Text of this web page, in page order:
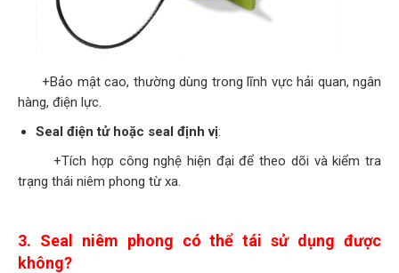
+Bảo mật cao, thường dùng trong lĩnh vực hải quan, ngân
hàng, điện lực.
Seal điện tử hoặc seal định vị:
+Tích hợp công nghệ hiện đại để theo dõi và kiểm tra
trạng thái niêm phong từ xa.
3. Seal niêm phong có thể tái sử dụng được
không?